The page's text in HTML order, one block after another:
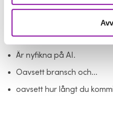
Den riktar sig till små och
Är nyfikna på AI.
Oavsett bransch och...
oavsett hur långt du